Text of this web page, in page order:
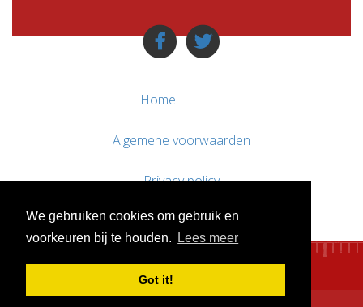
We gebruiken cookies om gebruik en
voorkeuren bij te houden.
Lees meer
Got it!
Home
Algemene voorwaarden
Privacy policy
Contact / Support